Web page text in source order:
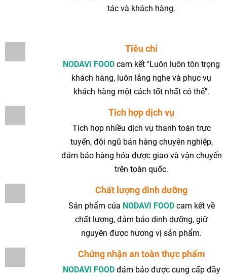
tác và khách hàng.
Tiêu chí
NODAVI FOODcam kết "Luôn luôn tôn trọng
khách hàng, luôn lắng nghe và phục vụ
khách hàng một cách tốt nhất có thể".
Tích hợp dịch vụ
Tích hợp nhiều dịch vụ thanh toán trực
tuyến, đội ngũ bán hàng chuyên nghiệp,
đảm bảo hàng hóa được giao và vận chuyển
trên toàn quốc.
Chất lượng dinh dưỡng
Sản phẩm của NODAVI FOODcam kết về
chất lượng, đảm bảo dinh dưỡng, giữ
nguyên được hương vị sản phẩm.
Chứng nhận an toàn thực phẩm
NODAVI FOOD đảm bảo được cung cấp đầy